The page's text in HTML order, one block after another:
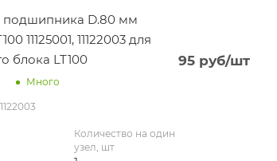
подшипника D.80 мм
11125001, 11122003 для
блока LT100
Много
95руб/шт
Количество на один
узел, шт